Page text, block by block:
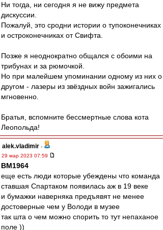
Ни тогда, ни сегодня я не вижу предмета
дискуссии.
Пожалуй, это сродни истории о тупоконечниках
и остроконечниках от Свифта.
Позже я неоднократно общался с обоими на
трибунах и за рюмочкой.
Но при малейшем упоминании одному из них о
другом - лазеры из звёздных войн зажигались
мгновенно.
Братья, вспомните бессмертные слова кота
Леопольда!
alek.vladimir -
29 мар 2023 07:59
BM1964
еще есть люди которые убеждены что команда
ставшая Спартаком появилась аж в 19 веке
и бумажки наверняка предъявят не менее
достоверные чем у Володи в музее
так шта о чем можно спорить то тут непаханое
поле ))